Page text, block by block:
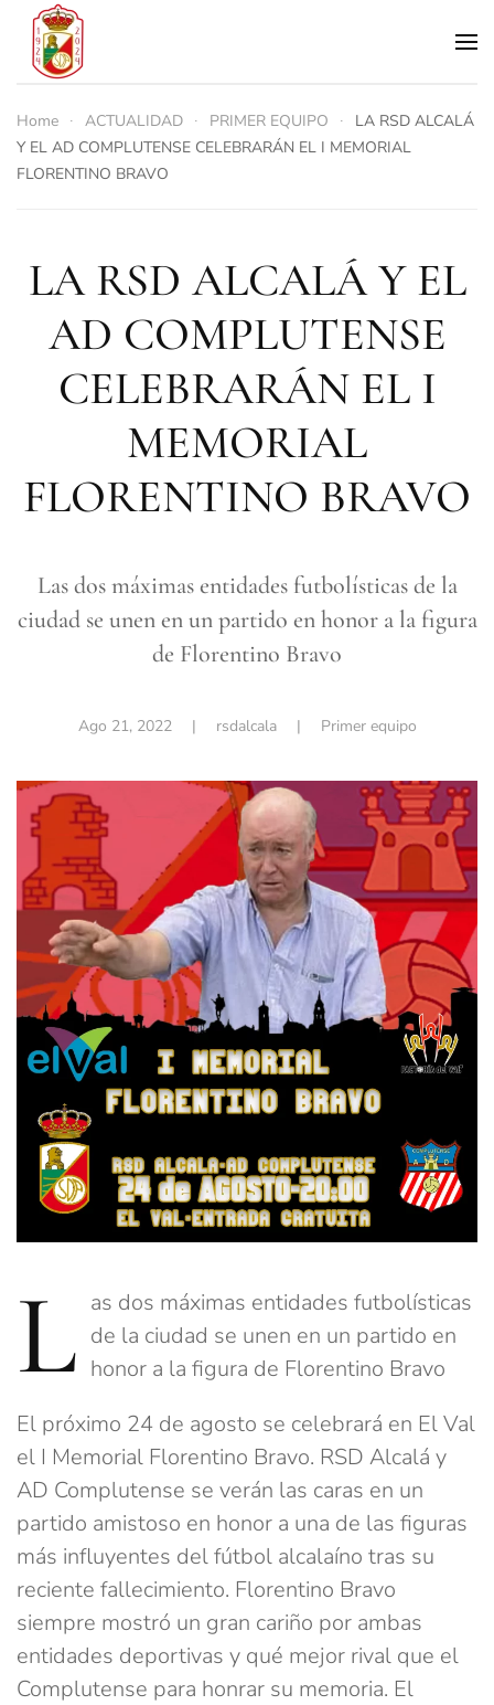
Skip to main content
Home ACTUALIDAD PRIMER EQUIPO
LA RSD ALCALÁ
Y EL AD COMPLUTENSE CELEBRARÁN EL I MEMORIAL
FLORENTINO BRAVO
LA RSD ALCALÁ Y EL
AD COMPLUTENSE
CELEBRARÁN EL I
MEMORIAL
FLORENTINO BRAVO
Las dos máximas entidades futbolísticas de la
ciudad se unen en un partido en honor a la figura
de Florentino Bravo
Ago 21, 2022| rsdalcala | Primer equipo
L as dos máximas entidades futbolísticas
de la ciudad se unen en un partido en
honor a la figura de Florentino Bravo
El próximo 24 de agosto se celebrará en El Val
el I Memorial Florentino Bravo. RSD Alcalá y
AD Complutense se verán las caras en un
partido amistoso en honor a una de las figuras
más influyentes del fútbol alcalaíno tras su
reciente fallecimiento. Florentino Bravo
siempre mostró un gran cariño por ambas
entidades deportivas y qué mejor rival que el
Complutense para honrar su memoria. El